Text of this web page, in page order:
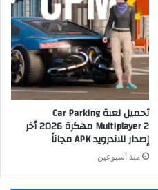
تحميل لعبة Car Parking
Multiplayer 2 مهكرة 2026 أخر
إصدار للاندرويد APK مجاناً
منذ أسبوعين